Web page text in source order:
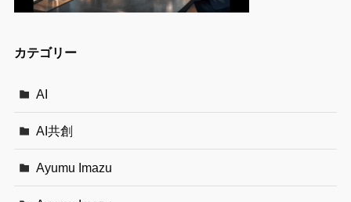
カテゴリー
AI
AI共創
Ayumu Imazu